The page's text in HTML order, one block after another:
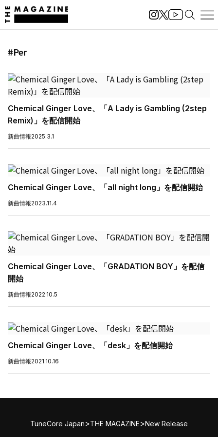
#Per
Chemical Ginger Love、「A Lady is Gambling (2step
Remix)」を配信開始
新曲情報2025.3.1
Chemical Ginger Love、「all night long」を配信開始
新曲情報2023.11.4
Chemical Ginger Love、「GRADATION BOY」を配信
開始
新曲情報2022.10.5
Chemical Ginger Love、「desk」を配信開始
新曲情報2021.10.16
TuneCore Japan>THE MAGAZINE>New Release